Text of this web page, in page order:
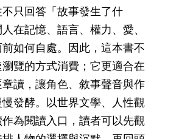
只回答「故事發生了什
在記憶、語言、權力、愛、
如何自處。因此，這本書不
覽的方式消費；它更適合在
讀，讓角色、敘事聲音與作
發酵。以世界文學、人性觀
為閱讀入口，讀者可以先觀